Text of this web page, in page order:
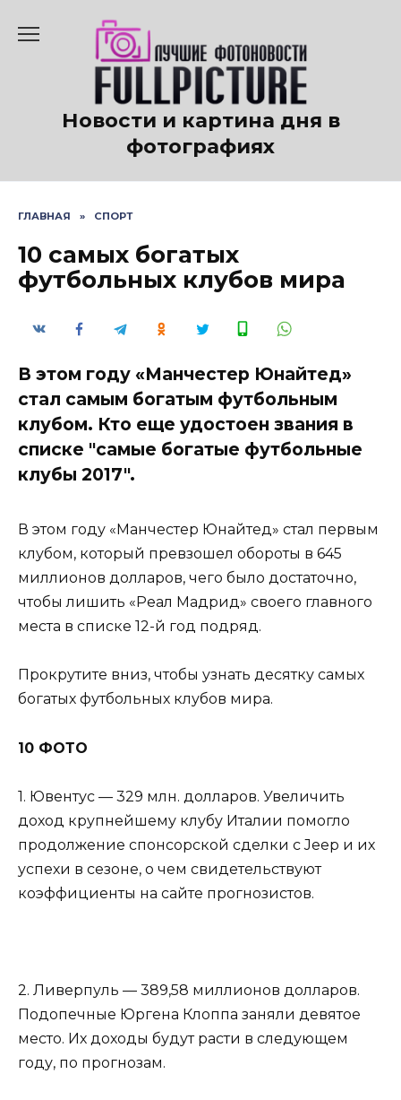
содержанию
Новости и картина дня в
фотографиях
ГЛАВНАЯ » СПОРТ
10 самых богатых
футбольных клубов мира
В этом году «Манчестер Юнайтед»
стал самым богатым футбольным
клубом. Кто еще удостоен звания в
списке "самые богатые футбольные
клубы 2017".
В этом году «Манчестер Юнайтед» стал первым
клубом, который превзошел обороты в 645
миллионов долларов, чего было достаточно,
чтобы лишить «Реал Мадрид» своего главного
места в списке 12-й год подряд.
Прокрутите вниз, чтобы узнать десятку самых
богатых футбольных клубов мира.
10 ФОТО
1. Ювентус — 329 млн. долларов. Увеличить
доход крупнейшему клубу Италии помогло
продолжение спонсорской сделки с Jeep и их
успехи в сезоне, о чем свидетельствуют
коэффициенты на сайте прогнозистов.
2. Ливерпуль — 389,58 миллионов долларов.
Подопечные Юргена Клоппа заняли девятое
место. Их доходы будут расти в следующем
году, по прогнозам.